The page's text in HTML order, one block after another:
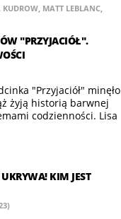
KUDROW, MATT LEBLANC,
"PRZYJACIÓŁ".
"Przyjaciół" minęło
żyją historią barwnej
codzienności. Lisa
KIM JEST